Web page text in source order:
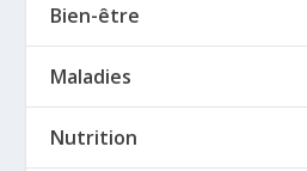
Bien-être
Maladies
Nutrition